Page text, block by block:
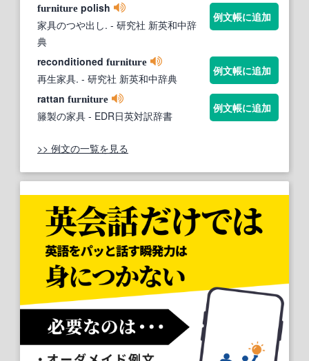
furniture polish
家具のつや出し. - 研究社 新英和中辞
典
例文帳に追加
reconditioned furniture
再生家具. - 研究社 新英和中辞典
例文帳に追加
rattan furniture
籐製の家具 - EDR日英対訳辞書
例文帳に追加
>> 例文の一覧を見る